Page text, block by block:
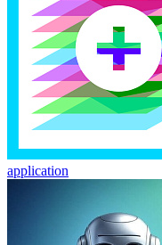
application